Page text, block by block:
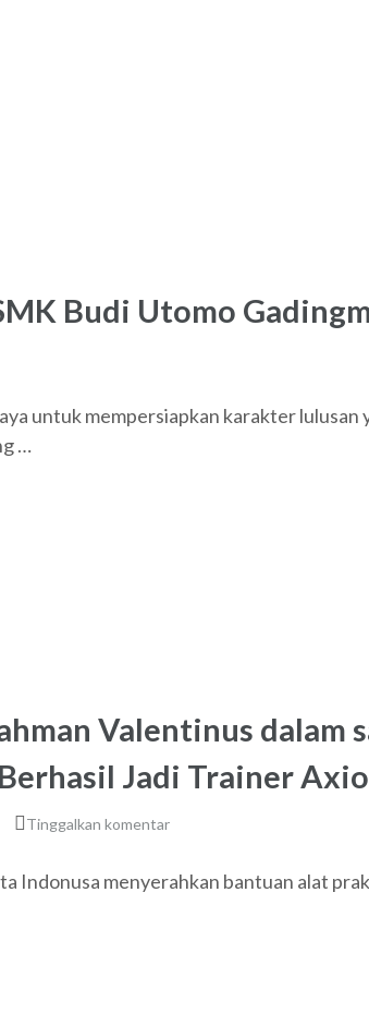
Budi Utomo
untuk mempersiapkan karakter
…
Valentinus dalam
Jadi Trainer
Tinggalkan komentar
Indonusa menyerahkan bantuan alat